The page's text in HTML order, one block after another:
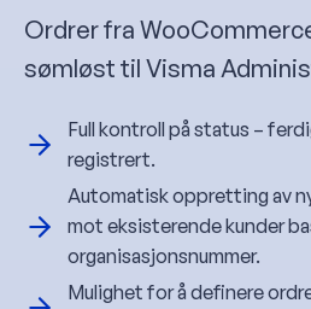
Ordrer fra
sømløst til Visma
Full kontroll på status –
registrert.
Automatisk oppretting av
mot eksisterende kunder
organisasjonsnummer.
Mulighet for å definere